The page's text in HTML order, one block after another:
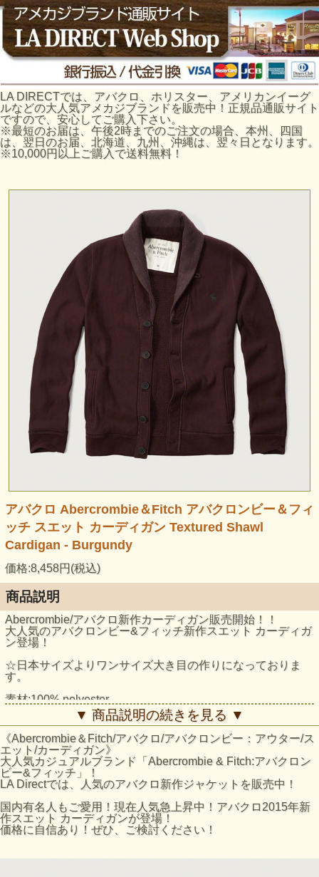
LA DIRECTでは、アバクロ、ホリスター、アメリカンイーグ
ルなどの大人気アメカジブランドを販売中！正規品通販サイト
ですので、安心してご購入下さい。
※最短のお届は、午後2時までのご注文の場合、本州、四国
は、翌日のお届、北海道、九州、沖縄は、翌々日となります。
※10,000円以上ご購入で送料無料！
アバクロ Abercrombie＆Fitch アバクロンビー＆フィ
ッチ スエット カーディガン Textured Shawl
Cardigan - Burgundy
価格:8,458円(税込)
商品説明
Abercrombie/アバクロ新作カーディガン販売開始！！
大人気のアバクロンビー&フィッチ新作スエット カーディガ
ン登場！
☆日本サイズよりワンサイズ大き目の作りになっておりま
す。
素材:100% polyester
襟裾等に若干ダメージ加工がございます。
スタイル：Classic Fit
Sサイズ：胸囲（cm） 91～96/腕（cm） 82～85
Mサイズ：胸囲（cm） 97～101/腕（cm） 86～87
Lサイズ：胸囲（cm） 102～106/腕（cm） 89～90
XLサイズ：胸囲（cm） 107～116/腕（cm） 91～93
アバクロサイズ
日本サイズ
S
Mサイズ
▼ 商品説明の続きを見る ▼
《Abercrombie＆Fitch/アバクロ/アバクロンビー：アウター/ス
エット/カーディガン》
大人気カジュアルブランド「Abercrombie & Fitch:アバクロン
ビー&フィッチ」！
LA Directでは、人気のアバクロ新作ジャケットを販売中！
国内有名人もご愛用！現在人気急上昇中！アバクロ2015年新
作スエット カーディガンが登場！
価格に自信あり！ぜひ、ご検討ください！